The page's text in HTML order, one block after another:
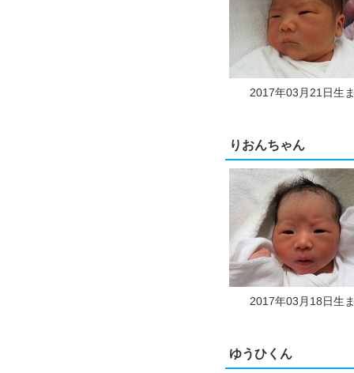
2017年03月21日生
りおんちゃん
2017年03月18日生
ゆうひくん